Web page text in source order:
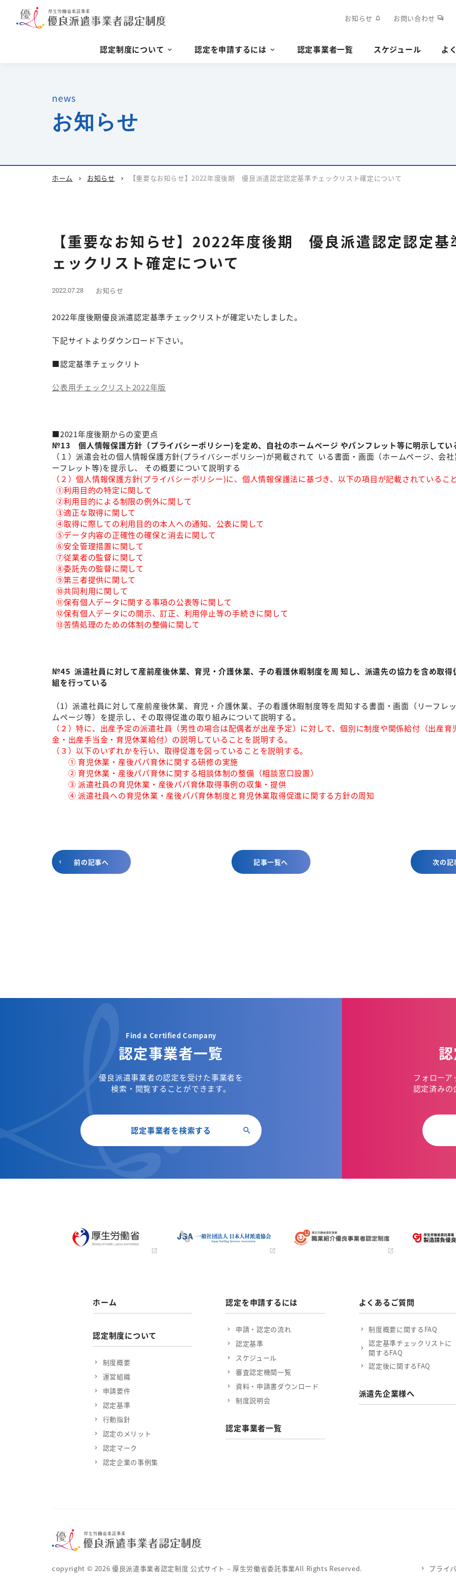
お知らせ notifications お問い合わせ forum
認定制度について 認定を申請するには 認定事業者一覧 スケジュール よ
news
お知らせ
ホーム chevron_right お知らせ chevron_right 【重要なお知らせ】2022年度後期 優良派遣認定認定基準チェックリスト確定について
【重要なお知らせ】2022年度後期 優良派遣認定認定基
ェックリスト確定について
2022.07.28 お知らせ
2022年度後期優良派遣認定基準チェックリストが確定いたしました。
下記サイトよりダウンロード下さい。
■認定基準チェックリト
公表用チェックリスト2022年版
■2021年度後期からの変更点
№13 個⼈情報保護⽅針（プライバシーポリシー)を定め、⾃社のホームページ やパンフレット等に明⽰してい
（１）派遣会社の個⼈情報保護⽅針(プライバシーポリシー)が掲載されて いる書⾯・画⾯（ホームページ、会社
ーフレット等)を提⽰し、 その概要について説明する
（２）個⼈情報保護⽅針(プライバシーポリシー)に、個⼈情報保護法に基づき、以下の項⽬が記載されていること
①利用目的の特定に関して
②利用目的による制限の例外に関して
③適正な取得に関して
④取得に際しての利用目的の本人への通知、公表に関して
⑤データ内容の正確性の確保と消去に関して
⑥安全管理措置に関して
⑦従業者の監督に関して
⑧委託先の監督に関して
⑨第三者提供に関して
⑩共同利用に関して
⑪保有個人データに関する事項の公表等に関して
⑫保有個人データにの開示、訂正、利用停止等の手続きに関して
⑬苦情処理のための体制の整備に関して
№45 派遣社員に対して産前産後休業、育児・介護休業、⼦の看護休暇制度を周 知し、派遣先の協⼒を含め取得
組を⾏っている
（1）派遣社員に対して産前産後休業、育児・介護休業、子の看護休暇制度等を周知する書面・画面（リーフレ
ムページ等）を提示し、その取得促進の取り組みについて説明する。
（２）特に、出産予定の派遣社員（男性の場合は配偶者が出産予定）に対して、個別に制度や関係給付（出産育
金・出産手当金・育児休業給付）の説明していることを説明する。
（３）以下のいずれかを行い、取得促進を図っていることを説明する。
① 育児休業・産後パパ育休に関する研修の実施
② 育児休業・産後パパ育休に関する相談体制の整備（相談窓口設置）
③ 派遣社員の育児休業・産後パパ育休取得事例の収集・提供
④ 派遣社員への育児休業・産後パパ育休制度と育児休業取得促進に関する方針の周知
前の記事へ 記事一覧へ 次の記
Find a Certified Company
認定事業者一覧
優良派遣事業者の認定を受けた事業者を
検索・閲覧することができます。
認定事業者を検索する
フォロー
認定済みの
ホーム
認定制度について
制度概要
運営組織
申請要件
認定基準
行動指針
認定のメリット
認定マーク
認定企業の事例集
認定を申請するには
申請・認定の流れ
認定基準
スケジュール
審査認定機関一覧
資料・申請書ダウンロード
制度説明会
認定事業者一覧
よくあるご質問
制度概要に関するFAQ
認定基準チェックリストに
関するFAQ
認定後に関するFAQ
派遣先企業様へ
copyright © 2026 優良派遣事業者認定制度 公式サイト – 厚生労働省委託事業All Rights Reserved. プライ